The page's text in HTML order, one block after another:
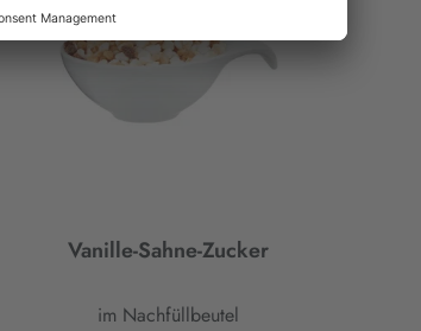
Vanille-Sahne-Zucker
im Nachfüllbeutel